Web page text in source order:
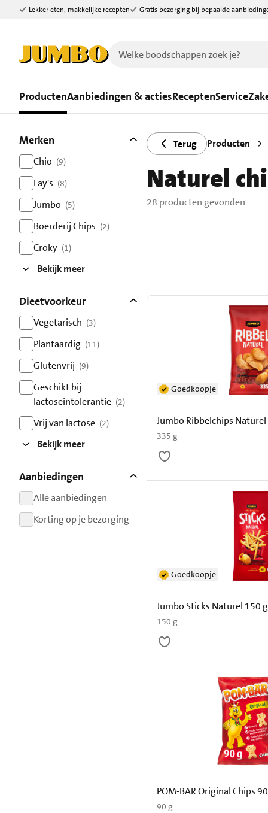
Ga naar zoeken
Ga naar hoofdinhoud
Lekker eten, makkelijke recepten Gratis bezorging bij bepaalde
ProductenAanbiedingen & actiesReceptenService
28 producten gevonden.
Filters
Merken
Chio (9)
resultaten
Lay's (8)
resultaten
Jumbo (5)
resultaten
Boerderij Chips (2)
resultaten
Croky (1)
Bekijk meer
Dieetvoorkeur
Vegetarisch (3)
resultaten
Plantaardig (11)
resultaten
Glutenvrij (9)
resultaten
Geschikt bij
lactoseintolerantie (2)
resultaten
Vrij van lactose (2)
Bekijk meer
Aanbiedingen
Alle aanbiedingen
resultaten
Korting op je bezorging
Terug Producten
Naturel
28 producten gevonden
Jumbo Ribbelchips
335 g
Goedkoopje
Jumbo Sticks Naturel 150 g
150 g
Goedkoopje
POM-BÄR Original Chips
90 g